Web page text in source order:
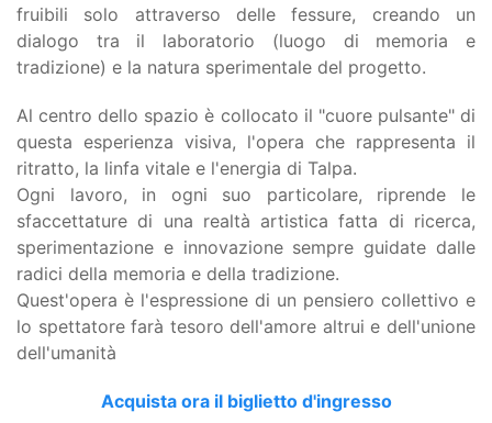
fruibili solo attraverso delle fessure, creando un
dialogo tra il laboratorio (luogo di memoria e
tradizione) e la natura sperimentale del progetto.
Al centro dello spazio è collocato il "cuore pulsante" di
questa esperienza visiva, l'opera che rappresenta il
ritratto, la linfa vitale e l'energia di Talpa.
Ogni lavoro, in ogni suo particolare, riprende le
sfaccettature di una realtà artistica fatta di ricerca,
sperimentazione e innovazione sempre guidate dalle
radici della memoria e della tradizione.
Quest'opera è l'espressione di un pensiero collettivo e
lo spettatore farà tesoro dell'amore altrui e dell'unione
dell'umanità
Acquista ora il biglietto d'ingresso